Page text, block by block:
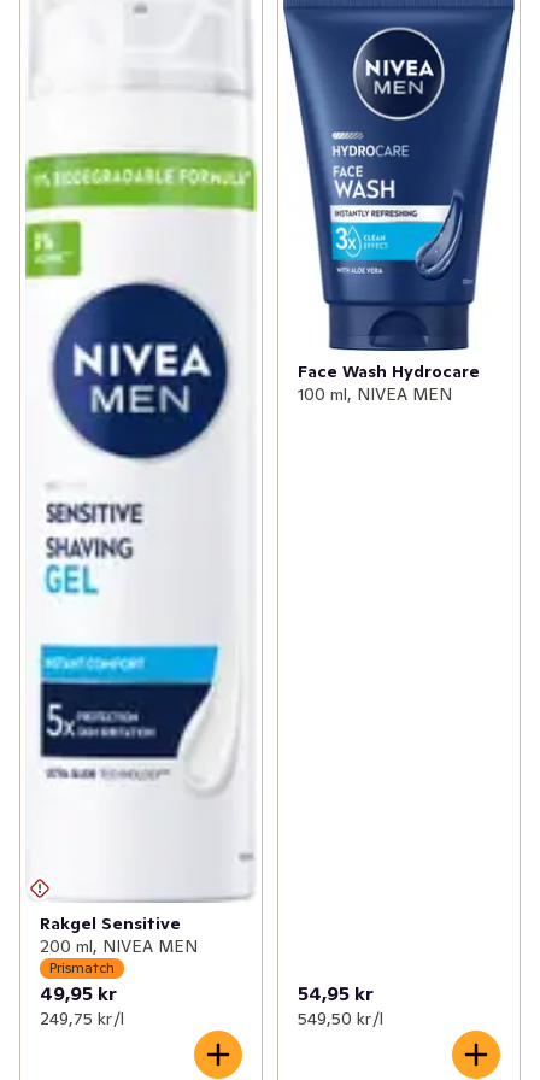
Rakgel Sensitive
200 ml, NIVEA MEN
Prismatch
49,95 kr
249,75 kr /l
Face Wash Hydrocare
100 ml, NIVEA MEN
54,95 kr
549,50 kr /l